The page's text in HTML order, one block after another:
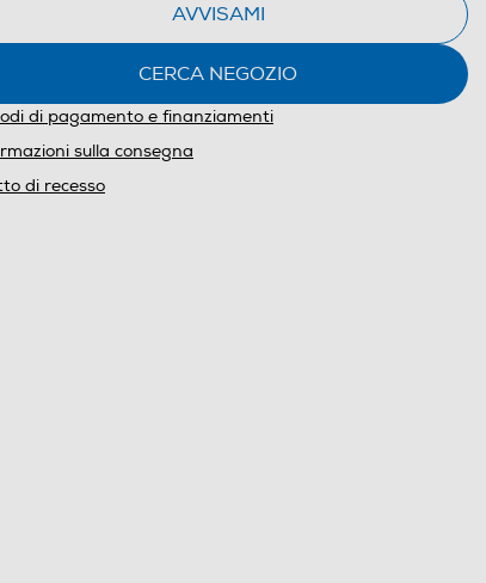
AVVISAMI
CERCA NEGOZIO
di pagamento e finanziamenti
sulla consegna
di recesso